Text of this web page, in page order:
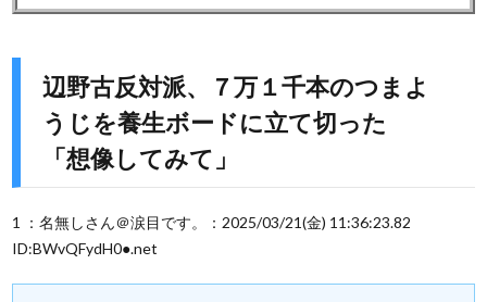
辺野古反対派、７万１千本のつまよ
うじを養生ボードに立て切った
「想像してみて」
1 ：名無しさん＠涙目です。：2025/03/21(金) 11:36:23.82
ID:BWvQFydH0●.net